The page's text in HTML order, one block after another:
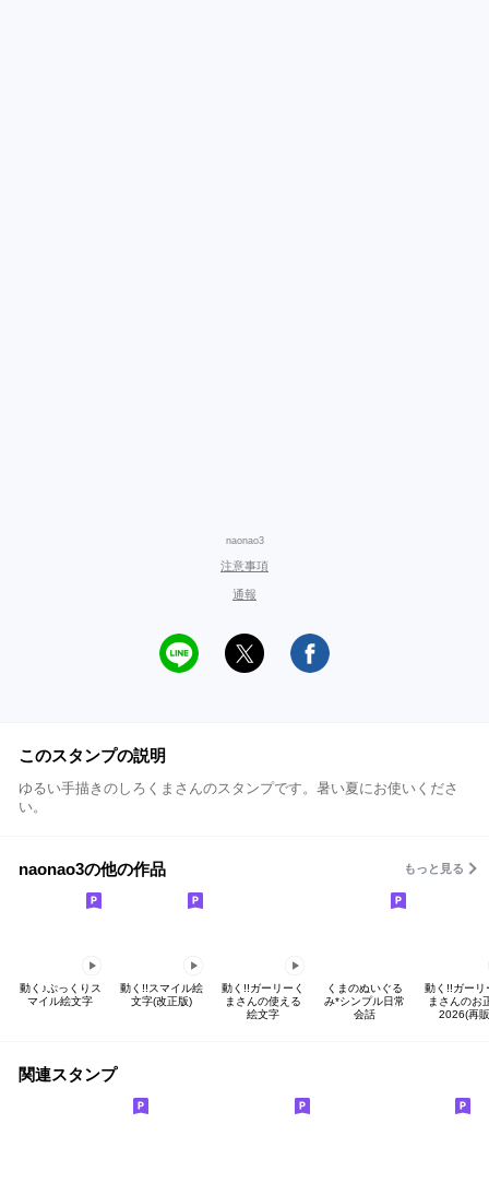
naonao3
注意事項
通報
このスタンプの説明
ゆるい手描きのしろくまさんのスタンプです。暑い夏にお使いくださ
い。
naonao3の他の作品 もっと見る
動く♪ぷっくりス
マイル絵文字
動く!!スマイル絵
文字(改正版)
動く!!ガーリーく
まさんの使える
絵文字
くまのぬいぐる
み*シンプル日常
会話
動く!!ガーリ
まさんのお
2026(再
関連スタンプ